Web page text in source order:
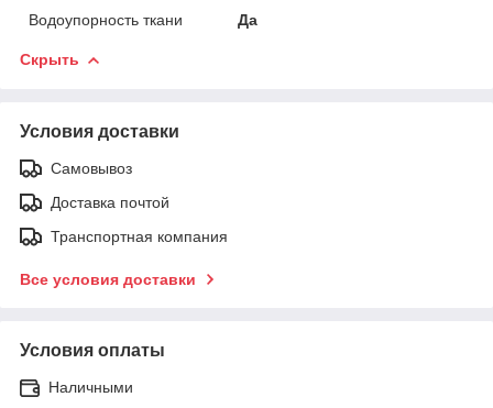
Водоупорность ткани
Да
Скрыть
Условия доставки
Самовывоз
Доставка почтой
Транспортная компания
Все условия доставки
Условия оплаты
Наличными